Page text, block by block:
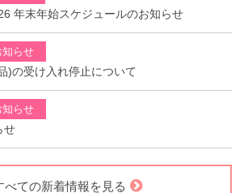
年末年始スケジュールのお知らせ
知らせ
)の受け入れ停止について
知らせ
せ
べての新着情報を見る